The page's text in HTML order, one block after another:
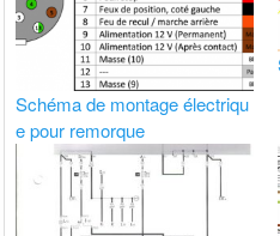
Schéma de montage électriqu
e pour remorque